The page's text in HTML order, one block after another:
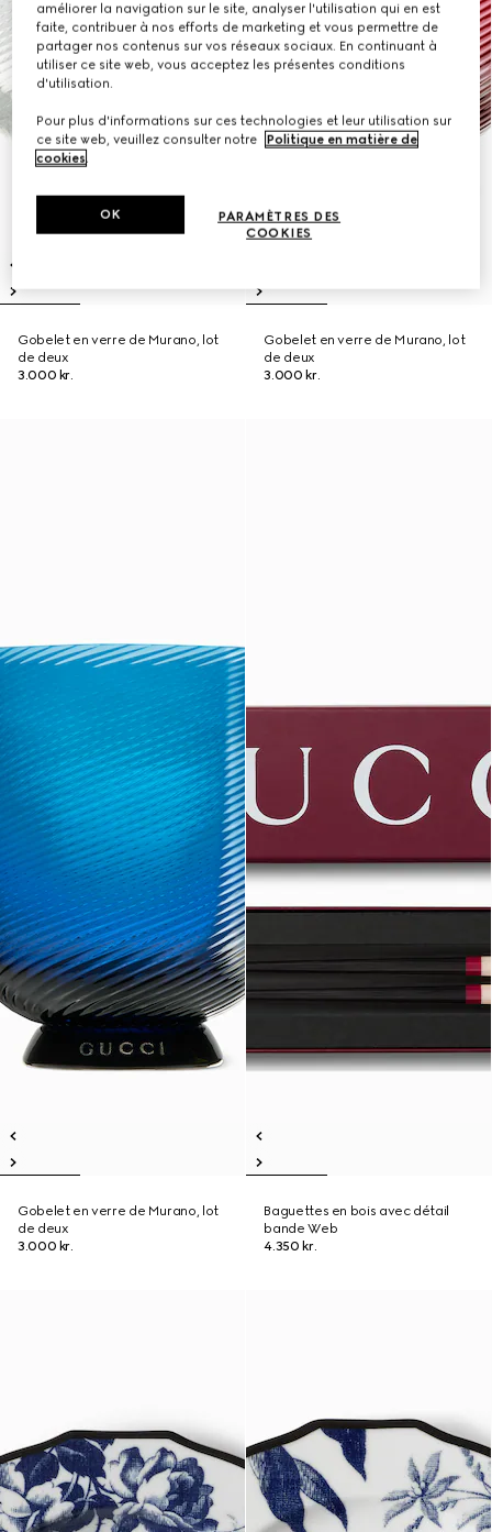
Gobelet en verre de Murano, lot
de deux
3.000 kr.
Gobelet en verre de Murano, lot
de deux
3.000 kr.
Gobelet en verre de Murano, lot
de deux
3.000 kr.
Baguettes en bois avec détail
bande Web
4.350 kr.
améliorer la navigation sur le site, analyser l'utilisation qui en est
faite, contribuer à nos efforts de marketing et vous permettre de
partager nos contenus sur vos réseaux sociaux. En continuant à
utiliser ce site web, vous acceptez les présentes conditions
d'utilisation.
Pour plus d'informations sur ces technologies et leur utilisation sur
ce site web, veuillez consulter notre
Politique en matière de
cookies.
PARAMÈTRES DES
COOKIES
OK